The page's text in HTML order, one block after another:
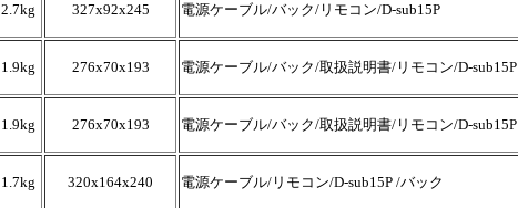
2.7kg 327x92x245 電源ケーブル/バック/リモコン/D-sub15P
1.9kg 276x70x193 電源ケーブル/バック/取扱説明書/リモコン/D-sub15P
1.9kg 276x70x193 電源ケーブル/バック/取扱説明書/リモコン/D-sub15P
1.7kg 320x164x240 電源ケーブル/リモコン/D-sub15P /バック